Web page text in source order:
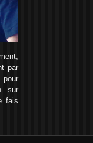
par
pour
sur
fais